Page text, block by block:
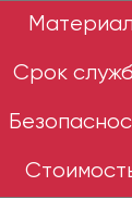
Материал
Срок